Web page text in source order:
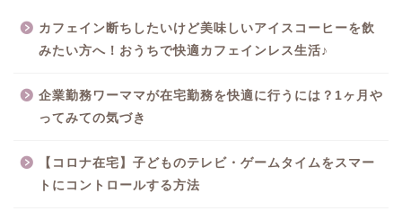
カフェイン断ちしたいけど美味しいアイスコーヒーを飲
みたい方へ！おうちで快適カフェインレス生活♪
企業勤務ワーママが在宅勤務を快適に行うには？1ヶ月や
ってみての気づき
【コロナ在宅】子どものテレビ・ゲームタイムをスマー
トにコントロールする方法